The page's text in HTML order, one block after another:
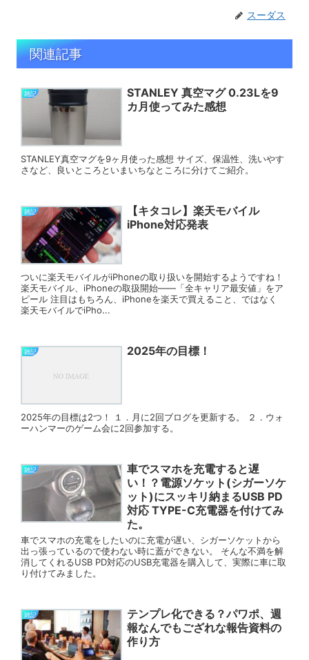
スーダス
関連記事
雑記
STANLEY 真空マグ 0.23Lを9
カ月使ってみた感想
STANLEY真空マグを9ヶ月使った感想 サイズ、保温性、洗いやす
さなど、良いところといまいちなところに分けてご紹介。
雑記
【キタコレ】楽天モバイル
iPhone対応発表
ついに楽天モバイルがiPhoneの取り扱いを開始するようですね！
楽天モバイル、iPhoneの取扱開始――「全キャリア最安値」をア
ピール 注目はもちろん、iPhoneを楽天で買えること、ではなく
楽天モバイルでiPho...
雑記 2025年の目標！
2025年の目標は2つ！ １．月に2回ブログを更新する。 ２．ウォ
ーハンマーのゲーム会に2回参加する。
雑記
車でスマホを充電すると遅
い！？電源ソケット(シガーソケ
ット)にスッキリ納まるUSB PD
対応 TYPE-C充電器を付けてみ
た。
車でスマホの充電をしたいのに充電が遅い、シガーソケットから
出っ張っているので使わない時に蓋ができない。 そんな不満を解
消してくれるUSB PD対応のUSB充電器を購入して、実際に車に取
り付けてみました。
雑記
テンプレ化できる？パワポ、週
報なんでもござれな報告資料の
作り方